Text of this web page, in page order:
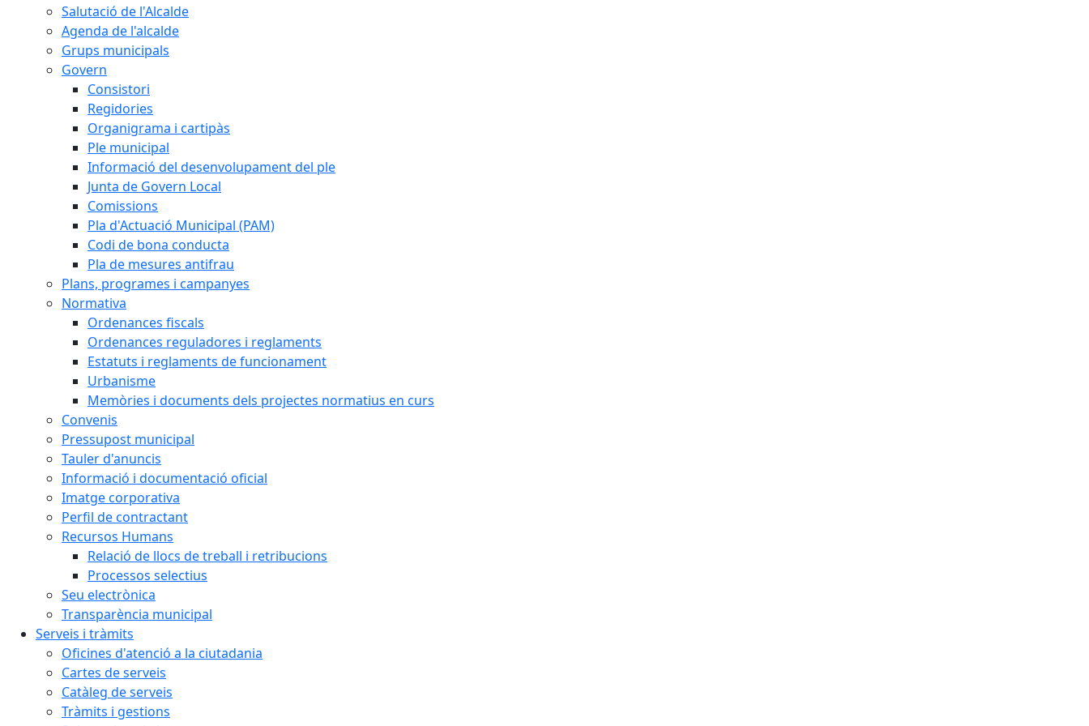
Salutació de l'Alcalde
Agenda de l'alcalde
Grups municipals
Govern
Consistori
Regidories
Organigrama i cartipàs
Ple municipal
Informació del desenvolupament del ple
Junta de Govern Local
Comissions
Pla d'Actuació Municipal (PAM)
Codi de bona conducta
Pla de mesures antifrau
Plans, programes i campanyes
Normativa
Ordenances fiscals
Ordenances reguladores i reglaments
Estatuts i reglaments de funcionament
Urbanisme
Memòries i documents dels projectes normatius en curs
Convenis
Pressupost municipal
Tauler d'anuncis
Informació i documentació oficial
Imatge corporativa
Perfil de contractant
Recursos Humans
Relació de llocs de treball i retribucions
Processos selectius
Seu electrònica
Transparència municipal
Serveis i tràmits
Oficines d'atenció a la ciutadania
Cartes de serveis
Catàleg de serveis
Tràmits i gestions